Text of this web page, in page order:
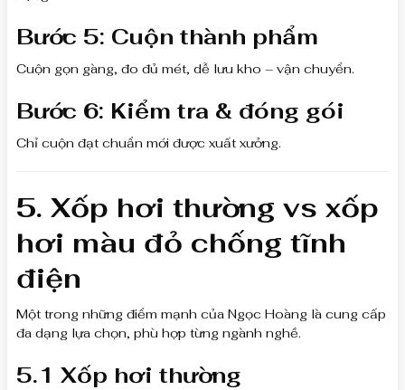
Bước 5: Cuộn thành phẩm
Cuộn gọn gàng, đo đủ mét, dễ lưu kho – vận chuyển.
Bước 6: Kiểm tra & đóng gói
Chỉ cuộn đạt chuẩn mới được xuất xưởng.
5. Xốp hơi thường vs xốp
hơi màu đỏ chống tĩnh
điện
Một trong những điểm mạnh của Ngọc Hoàng là cung cấp
đa dạng lựa chọn, phù hợp từng ngành nghề.
5.1 Xốp hơi thường